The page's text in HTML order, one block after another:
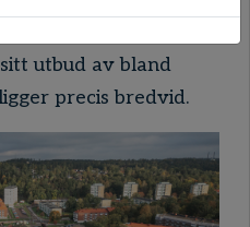
utbud av bland
precis bredvid.